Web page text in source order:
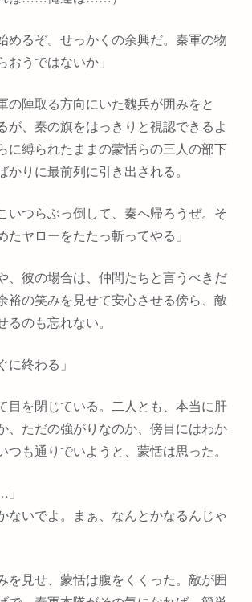
めるぞ。せっかくの余興だ。秦軍の物
おうではないか」
の陣取る方向にいた魏兵が囲みをと
が、秦の旗をはっきりと視認できるよ
に縛られたままの蒙恬らの三人の部下
かりに最前列に引き出される。
いつらぶっ倒して、秦へ帰ろうぜ。そ
たヤローをたたっ斬ってやる」
、彼の場合は、仲間たちと言うべきだ
裕の笑みを見せて安心させる傍ら、敵
のも忘れない。
に終わる」
目を閉じている。二人とも、本当に肝
、ただの強がりなのか、傍目にはわか
つも通りでいようと、蒙恬は思った。
ないでよ。まぁ、なんとかなるんじゃ
を見せ、蒙恬は腹をくくった。敵が囲